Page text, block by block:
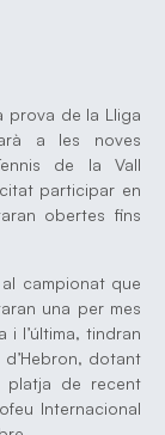
prova de la Lliga
a les noves
de la Vall
participar en
obertes fins
campionat que
una per mes
i l’última, tindran
dotant
platja de recent
Internacional